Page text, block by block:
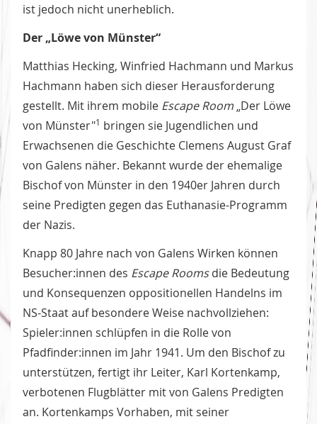
ist jedoch nicht unerheblich.
Der „Löwe von Münster“
Matthias Hecking, Winfried Hachmann und Markus
Hachmann haben sich dieser Herausforderung
gestellt. Mit ihrem mobile Escape Room „Der Löwe
von Münster"1 bringen sie Jugendlichen und
Erwachsenen die Geschichte Clemens August Graf
von Galens näher. Bekannt wurde der ehemalige
Bischof von Münster in den 1940er Jahren durch
seine Predigten gegen das Euthanasie-Programm
der Nazis.
Knapp 80 Jahre nach von Galens Wirken können
Besucher:innen des Escape Roomsdie Bedeutung
und Konsequenzen oppositionellen Handelns im
NS-Staat auf besondere Weise nachvollziehen:
Spieler:innen schlüpfen in die Rolle von
Pfadfinder:innen im Jahr 1941. Um den Bischof zu
unterstützen, fertigt ihr Leiter, Karl Kortenkamp,
verbotenen Flugblätter mit von Galens Predigten
an. Kortenkamps Vorhaben, mit seiner